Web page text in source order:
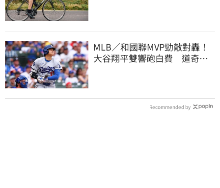
MLB／和國聯MVP勁敵對轟！
大谷翔平雙響砲白費 道奇連2
Recommended by